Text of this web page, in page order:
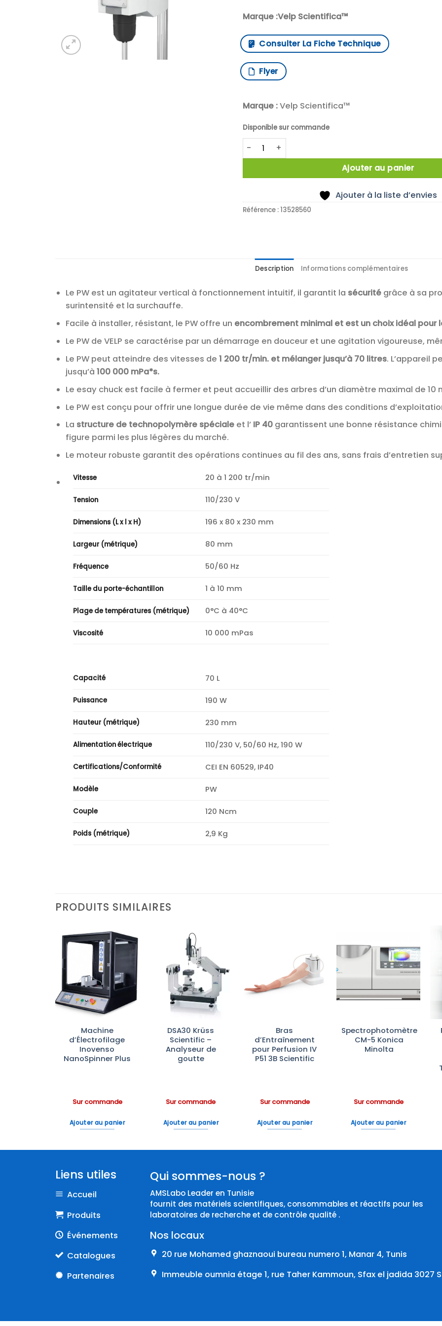
Marque :Velp Scientifica™
Consulter La Fiche Technique
Flyer
Marque :Velp Scientifica™
Disponible sur commande
quantité de Velp Scientifica™ Agitateur vertical PW
Ajouter au panier
Ajouter à la liste d’envies
Référence :13528560
Description Informations complémentaires
Le PW est un agitateur vertical à fonctionnement intuitif, il garantit la sécurité grâce à sa
surintensité et la surchauffe.
Facile à installer, résistant, le PW offre un encombrement minimal et est un choix idéal pour
Le PW de VELP se caractérise par un démarrage en douceur et une agitation vigoureuse,
Le PW peut atteindre des vitesses de1 200 tr/min. et mélanger jusqu’à 70 litres. L’appareil
jusqu’à100 000 mPa*s.
Le esay chuck est facile à fermer et peut accueillir des arbres d’un diamètre maximal de 10
Le PW est conçu pour offrir une longue durée de vie même dans des conditions
La structure de technopolymère spéciale et l’ IP 40 garantissent une bonne résistance
figure parmi les plus légères du marché.
Le moteur robuste garantit des opérations continues au fil des ans, sans frais d’entretien
Vitesse 20 à 1 200 tr/min
Tension 110/230 V
Dimensions (L x l x H) 196 x 80 x 230 mm
Largeur (métrique) 80 mm
Fréquence 50/60 Hz
Taille du porte-échantillon 1 à 10 mm
Plage de températures (métrique) 0°C à 40°C
Viscosité 10 000 mPas
Capacité 70 L
Puissance 190 W
Hauteur (métrique) 230 mm
Alimentation électrique 110/230 V, 50/60 Hz, 190 W
Certifications/Conformité CEI EN 60529, IP40
Modèle PW
Couple 120 Ncm
Poids (métrique) 2,9 Kg
PRODUITS SIMILAIRES
Ajouter
à la liste
d’envies
Machine
d’Électrofilage
Inovenso
NanoSpinner Plus
Sur commande
Ajouter au panier
Ajouter
à la liste
d’envies
DSA30 Krüss
Scientific –
Analyseur de
goutte
Sur commande
Ajouter au panier
Ajouter
à la liste
d’envies
Bras
d’Entraînement
pour Perfusion IV
P51 3B Scientific
Sur commande
Ajouter au panier
Ajouter
à la liste
Spectrophotomètre
CM-5 Konica
Minolta
Sur commande
Ajouter au panier
Liens utiles
Accueil
Produits
Événements
Catalogues
Partenaires
Qui sommes-nous ?
AMSLabo Leader en Tunisie
fournit des matériels scientifiques, consommables et réactifs pour les
laboratoires de recherche et de contrôle qualité .
Nos locaux
20 rue Mohamed ghaznaoui bureau numero 1, Manar 4, Tunis
Immeuble oumnia étage 1, rue Taher Kammoun, Sfax el jadida 3027